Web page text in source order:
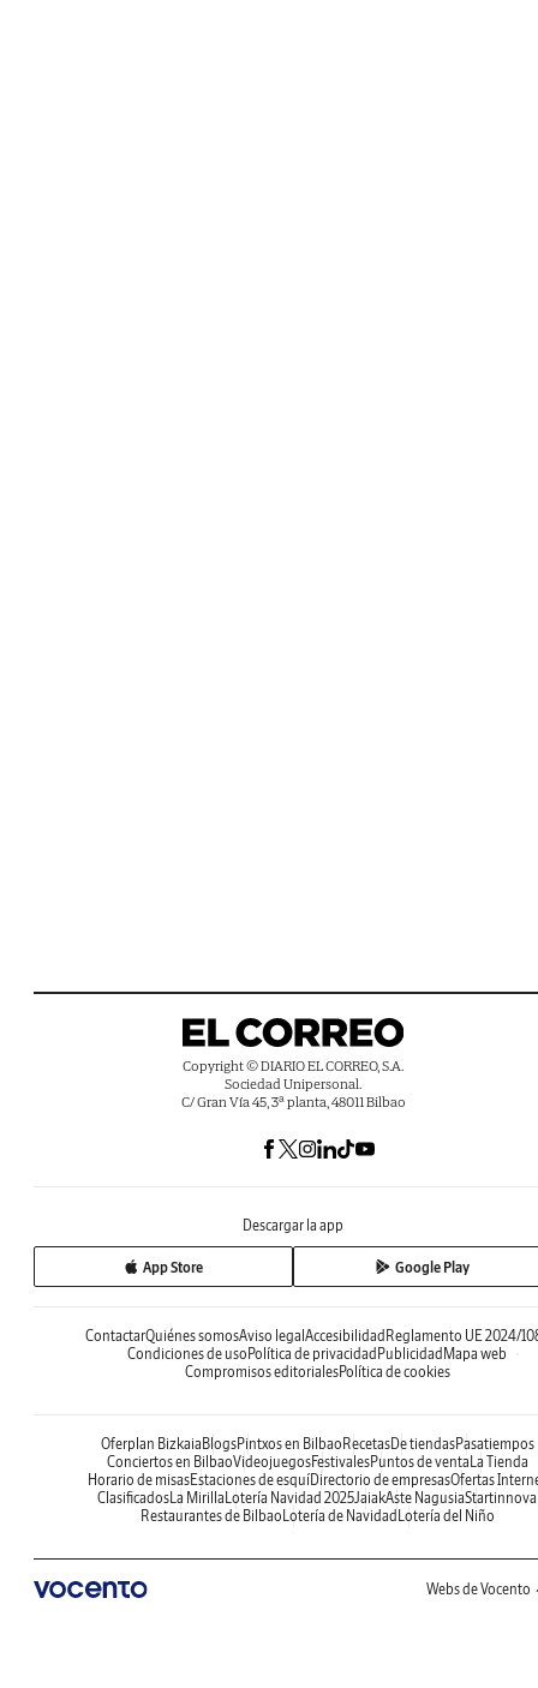
Copyright © DIARIO EL CORREO, S.A.
Sociedad Unipersonal.
C/ Gran Vía 45, 3ª planta, 48011 Bilbao
Descargar la app
App Store Google Play
ContactarQuiénes somosAviso legal Accesibilidad Reglamento UE 2024/
Condiciones de uso Política de privacidad Publicidad Mapa web
Compromisos editorialesPolítica de cookies
Oferplan Bizkaia BlogsPintxos en Bilbao RecetasDe tiendasPasatiempos
Conciertos en BilbaoVideojuegosFestivalesPuntos de venta La Tienda
Horario de misasEstaciones de esquíDirectorio de empresasOfertas
ClasificadosLa Mirilla Lotería Navidad 2025JaiakAste NagusiaStartinnova
Restaurantes de Bilbao Lotería de Navidad Lotería del Niño
Webs de Vocento